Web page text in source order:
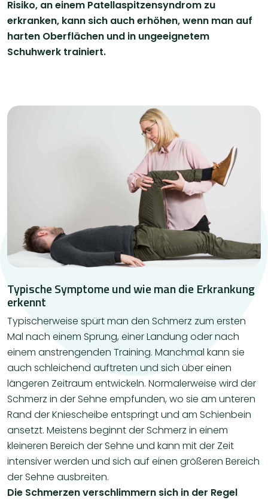
Risiko, an einem Patellaspitzensyndrom zu
erkranken, kann sich auch erhöhen, wenn man auf
harten Oberflächen und in ungeeignetem
Schuhwerk trainiert.
Typische Symptome und wie man die Erkrankung
erkennt
Typischerweise spürt man den Schmerz zum ersten
Mal nach einem Sprung, einer Landung oder nach
einem anstrengenden Training. Manchmal kann sie
auch schleichend auftreten und sich über einen
längeren Zeitraum entwickeln. Normalerweise wird der
Schmerz in der Sehne empfunden, wo sie am unteren
Rand der Kniescheibe entspringt und am Schienbein
ansetzt. Meistens beginnt der Schmerz in einem
kleineren Bereich der Sehne und kann mit der Zeit
intensiver werden und sich auf einen größeren Bereich
der Sehne ausbreiten.
Die Schmerzen verschlimmern sich in der Regel